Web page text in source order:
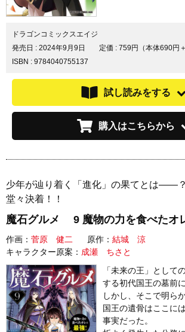
ドラゴンコミックスエイジ
発売日 : 2024年9月9日 定価 : 759円（本体690円
ISBN : 9784040755137
試し読みをする
購入はこちらから
少年が辿り着く「進化」の果てとは――
堂々決着！！
魔石グルメ 9 魔物の力を食べたオ
作画： 菅原 健二 原作： 結城 涼
キャラクター原案： 成瀬 ちさと
「未来の王」として
する初代国王の墓前
しかし、そこで明ら
国王の遺骨はここに
事実だった。